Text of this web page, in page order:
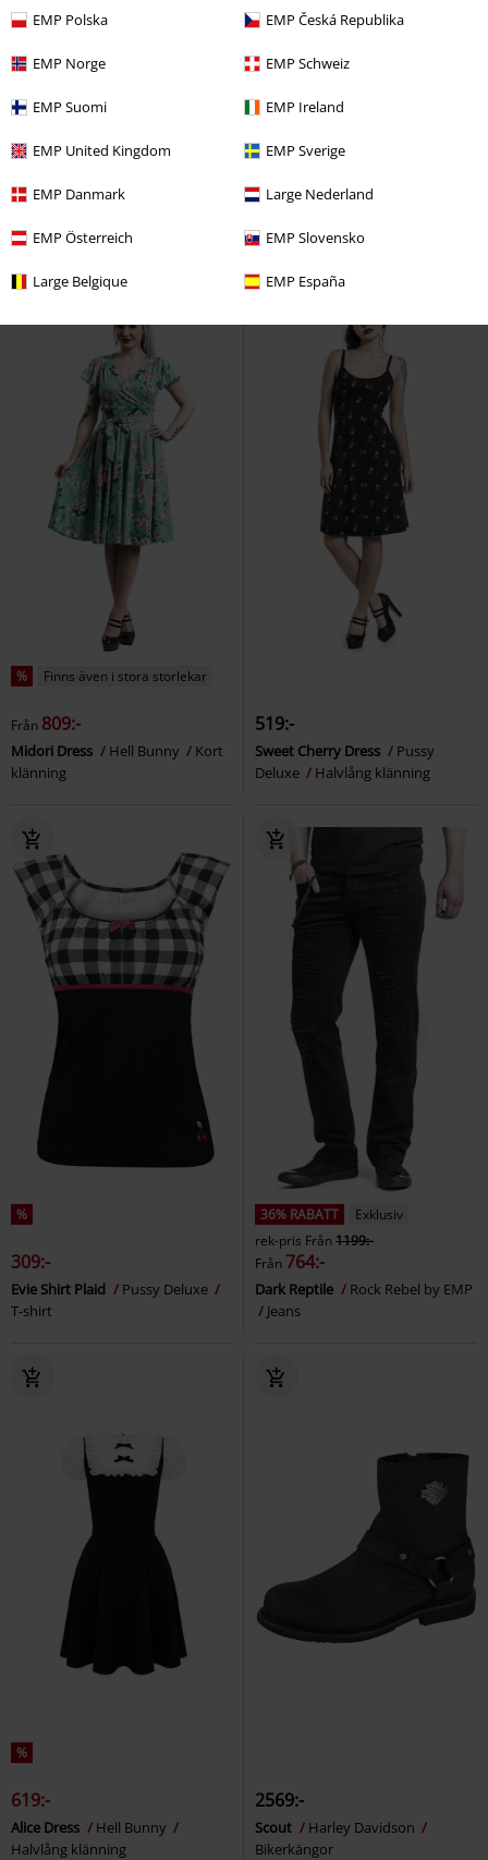
EMP Polska EMP Česká Republika
EMP Norge EMP Schweiz
EMP Suomi EMP Ireland
EMP United Kingdom EMP Sverige
EMP Danmark Large Nederland
EMP Österreich EMP Slovensko
Large Belgique EMP España
% Få kvar i lager
Från 769:-
Tahiti 50's Dress
Få kvar i lager
rek-pris899:-
519:-
Bow Tie Dress with Check Pattern
Kort klänning
% Finns även i stora storlekar
Från 809:-
Midori Dress Hell Bunny
Kort
klänning
519:-
Sweet Cherry Dress
Pussy
Deluxe
Halvlång klänning
%
309:-
Evie Shirt Plaid
Pussy Deluxe
T-shirt
36% RABATT
Exklusiv
rek-pris Från1199:-
Från 764:-
Dark Reptile
Rock Rebel by EMP
Jeans
%
619:-
Alice Dress
Hell Bunny
Halvlång klänning
2569:-
Scout
Harley Davidson
Bikerkängor